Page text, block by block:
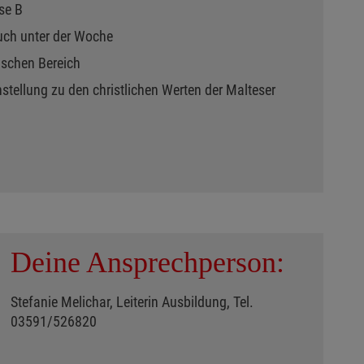
B
unter der Woche
Bereich
zu den christlichen Werten der Malteser
Deine Ansprechperson:
Stefanie Melichar, Leiterin Ausbildung, Tel.
03591/526820